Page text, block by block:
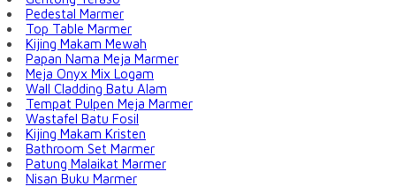
Pedestal Marmer
Top Table Marmer
Kijing Makam Mewah
Papan Nama Meja Marmer
Meja Onyx Mix Logam
Wall Cladding Batu Alam
Tempat Pulpen Meja Marmer
Wastafel Batu Fosil
Kijing Makam Kristen
Bathroom Set Marmer
Patung Malaikat Marmer
Nisan Buku Marmer